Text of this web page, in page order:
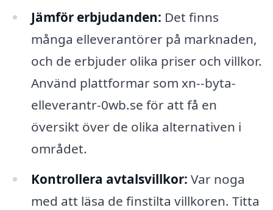
Jämför erbjudanden: Det finns
många elleverantörer på marknaden,
och de erbjuder olika priser och villkor.
Använd plattformar som xn--byta-
elleverantr-0wb.se för att få en
översikt över de olika alternativen i
området.
Kontrollera avtalsvillkor: Var noga
med att läsa de finstilta villkoren. Titta